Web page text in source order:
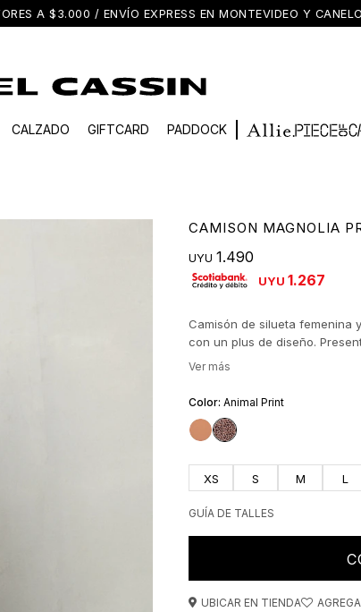
A $3.000 / ENVÍO EXPRESS EN MONTEVIDEO Y
CALZADO GIFTCARD PADDOCK
CAMISON MAGNOLIA
UYU 1.490
UYU 1.267
Camisón de silueta femenina
con un plus de diseño.
delicado, que aporta un
calce, mientras que el corte
Animal Print
XS S M L
GUÍA DE TALLES
UBICAR EN TIENDA